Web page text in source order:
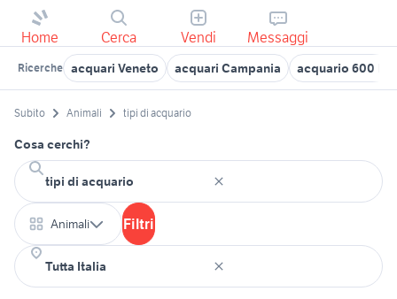
Home Cerca Vendi Messaggi
Ricerche acquari Veneto acquari Campania acquario 600 litri
Subito Animali tipi di acquario
Cosa cerchi?
Animali Filtri